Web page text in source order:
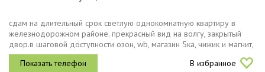
сдам на длительный срок светлую однокомнатную квартиру в
железнодорожном районе. прекрасный вид на волгу, закрытый
двор.в шаговой доступности озон, wb, магазин 5ка, чижик и магнит,
детский сад. около дома остановка маршрута n43. в квартире
имеется...
В избранное